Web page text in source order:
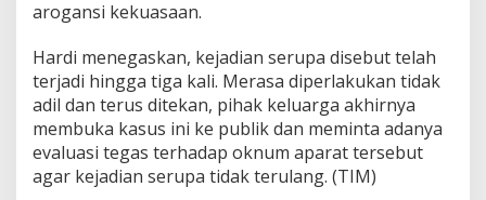
s
arogansi kekuasaan.
Hardi menegaskan, kejadian serupa disebut telah
terjadi hingga tiga kali. Merasa diperlakukan tidak
adil dan terus ditekan, pihak keluarga akhirnya
membuka kasus ini ke publik dan meminta adanya
evaluasi tegas terhadap oknum aparat tersebut
agar kejadian serupa tidak terulang. (TIM)